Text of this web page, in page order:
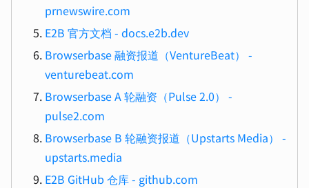
prnewswire.com
E2B 官方文档 - docs.e2b.dev
Browserbase 融资报道（VentureBeat） -
venturebeat.com
Browserbase A 轮融资（Pulse 2.0） -
pulse2.com
Browserbase B 轮融资报道（Upstarts Media） -
upstarts.media
E2B GitHub 仓库 - github.com